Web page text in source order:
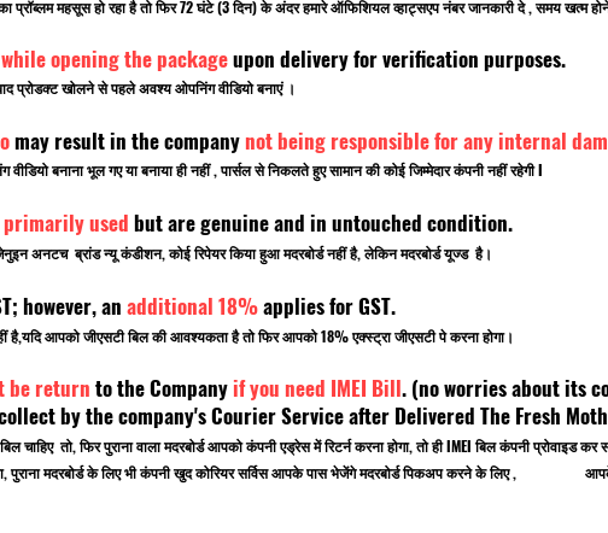
प्रॉब्लम महसूस हो रहा है तो फिर 72 घंटे (3 दिन) के अंदर हमारे ऑफिशियल व्हाट्सएप नंबर जानकारी दे , समय
opening the packageupon delivery for verification purposes.
प्रोडक्ट खोलने से पहले अवश्य ओपनिंग वीडियो बनाएं ।
may result in the companynot being responsible for any internal
बनाना भूल गए या बनाया ही नहीं , पार्सल से निकलते हुए सामान की कोई जिम्मेदार कंपनी नहीं रहेगी I
primarily used but are genuine and in untouched condition.
अनटच ब्रांड न्यू कंडीशन, कोई रिपेयर किया हुआ मदरबोर्ड नहीं है, लेकिन मदरबोर्ड यूज्ड है।
however, anadditional 18%applies for GST.
है,यदि आपको जीएसटी बिल की आवश्यकता है तो फिर आपको 18% एक्स्ट्रा जीएसटी पे करना होगा।
be returnto the Companyif you need IMEI Bill. (no worries about its
by the company's Courier Service after Delivered The Fresh
बिल चाहिए तो, फिर पुराना वाला मदरबोर्ड आपको कंपनी एड्रेस में रिटर्न करना होगा, तो ही IMEI बिल कंपनी
पुराना मदरबोर्ड के लिए भी कंपनी खुद कोरियर सर्विस आपके पास भेजेंगे मदरबोर्ड पिकअप करने के लिए ,